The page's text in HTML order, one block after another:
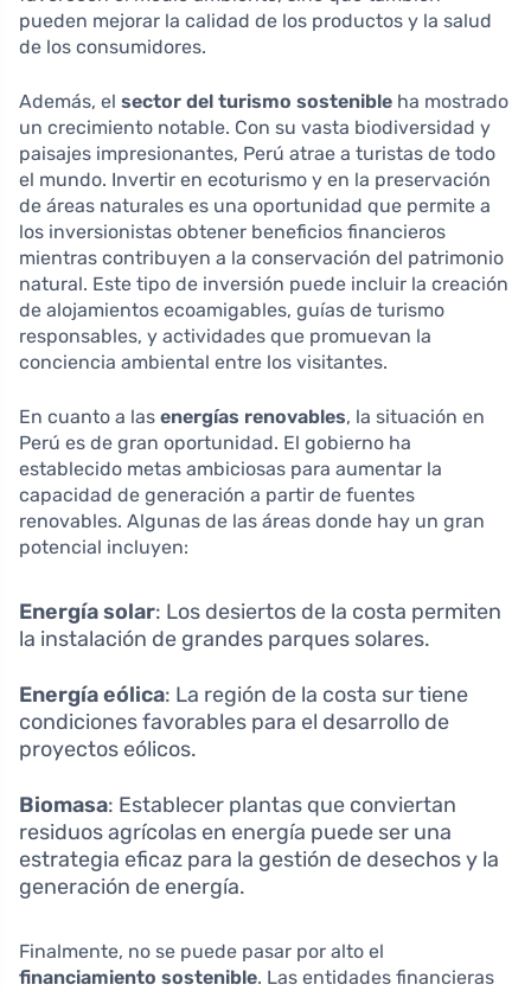
pueden mejorar la calidad de los productos y la salud
de los consumidores.
Además, el sector del turismo sostenible ha mostrado
un crecimiento notable. Con su vasta biodiversidad y
paisajes impresionantes, Perú atrae a turistas de todo
el mundo. Invertir en ecoturismo y en la preservación
de áreas naturales es una oportunidad que permite a
los inversionistas obtener beneficios financieros
mientras contribuyen a la conservación del patrimonio
natural. Este tipo de inversión puede incluir la creación
de alojamientos ecoamigables, guías de turismo
responsables, y actividades que promuevan la
conciencia ambiental entre los visitantes.
En cuanto a las energías renovables, la situación en
Perú es de gran oportunidad. El gobierno ha
establecido metas ambiciosas para aumentar la
capacidad de generación a partir de fuentes
renovables. Algunas de las áreas donde hay un gran
potencial incluyen:
Energía solar: Los desiertos de la costa permiten
la instalación de grandes parques solares.
Energía eólica: La región de la costa sur tiene
condiciones favorables para el desarrollo de
proyectos eólicos.
Biomasa: Establecer plantas que conviertan
residuos agrícolas en energía puede ser una
estrategia eficaz para la gestión de desechos y la
generación de energía.
Finalmente, no se puede pasar por alto el
financiamiento sostenible. Las entidades financieras